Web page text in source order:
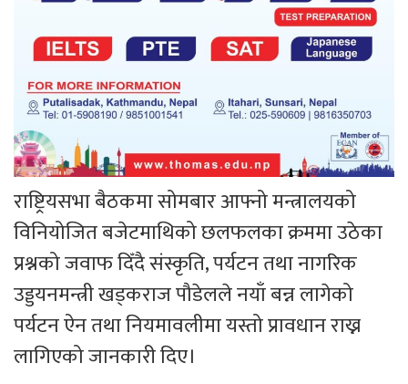
राष्ट्रियसभा बैठकमा सोमबार आफ्नो मन्त्रालयको
विनियोजित बजेटमाथिको छलफलका क्रममा उठेका
प्रश्नको जवाफ दिँदै संस्कृति, पर्यटन तथा नागरिक
उड्डयनमन्त्री खड्कराज पौडेलले नयाँ बन्न लागेको
पर्यटन ऐन तथा नियमावलीमा यस्तो प्रावधान राख्न
लागिएको जानकारी दिए।